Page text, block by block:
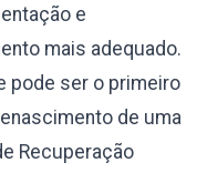
e
mais adequado.
pode ser o primeiro
de uma
Recuperação